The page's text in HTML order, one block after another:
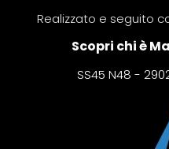
Realizzato e seguito
Scopri chi è
SS45 N48 -